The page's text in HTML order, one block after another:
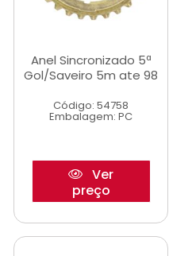
Anel Sincronizado 5ª
Gol/Saveiro 5m ate 98
Código: 54758
Embalagem: PC
Ver
preço